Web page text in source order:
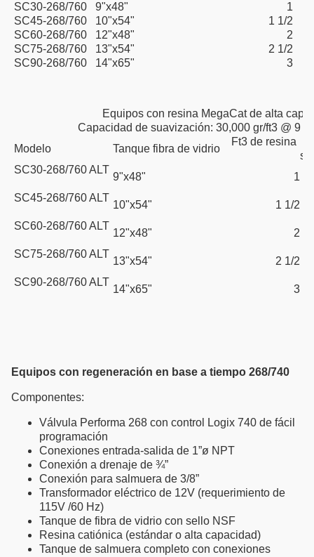
SC30-268/760
9"x48"
1
SC45-268/760
10"x54"
1 1/2
SC60-268/760
12"x48"
2
SC75-268/760
13"x54"
2 1/2
SC90-268/760
14"x65" 3
Equipos con resina MegaCat de alta
Capacidad de suavización: 30,000 gr/ft3 @ 9
Modelo
Tanque fibra de vidrio
Ft3 de resina
SC30-268/760 ALT
9"x48"
1
SC45-268/760 ALT
10"x54"
1 1/2
SC60-268/760 ALT
12"x48"
2
SC75-268/760 ALT
13"x54"
2 1/2
SC90-268/760 ALT
14"x65" 3
Equipos con regeneración en base a tiempo 268/740
Componentes:
Válvula Performa 268 con control Logix 740 de fácil
programación
Conexiones entrada-salida de 1”ø NPT
Conexión a drenaje de ¾”
Conexión para salmuera de 3/8”
Transformador eléctrico de 12V (requerimiento de
115V /60 Hz)
Tanque de fibra de vidrio con sello NSF
Resina catiónica (estándar o alta capacidad)
Tanque de salmuera completo con conexiones